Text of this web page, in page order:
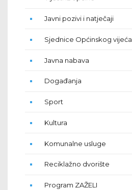
Javni pozivi i natječaji
Sjednice Općinskog vijeća
Javna nabava
Događanja
Sport
Kultura
Komunalne usluge
Reciklažno dvorište
Program ZAŽELI